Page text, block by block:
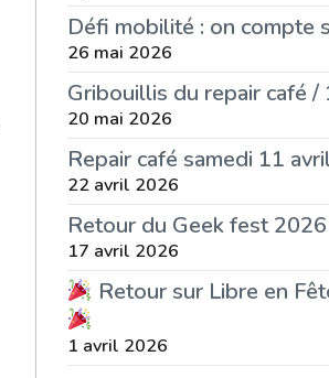
Défi mobilité : on compte
26 mai 2026
Gribouillis du repair café /
20 mai 2026
Repair café samedi 11
22 avril 2026
Retour du Geek fest
17 avril 2026
Retour sur Libre en
1 avril 2026